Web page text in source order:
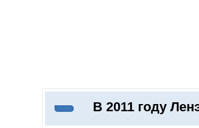
Поиск
В 2011 году